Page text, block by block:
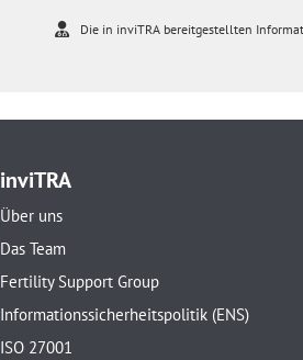
Die in inviTRA bereitgestellten
inviTRA
Über uns
Das Team
Fertility Support Group
Informationssicherheitspolitik (ENS)
ISO 27001